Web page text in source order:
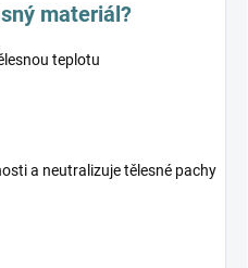
materiál?
teplotu
a neutralizuje tělesné pachy